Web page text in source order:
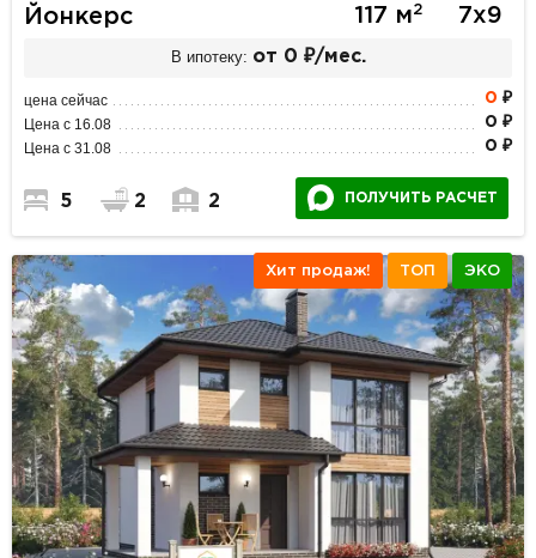
Йонкерс 117 м2 7х9
В ипотеку: от 0 ₽/мес.
цена сейчас 0 ₽
Цена с 16.08 0 ₽
Цена с 31.08 0 ₽
5 2 2 ПОЛУЧИТЬ РАСЧЕТ
Хит продаж! ТОП ЭКО